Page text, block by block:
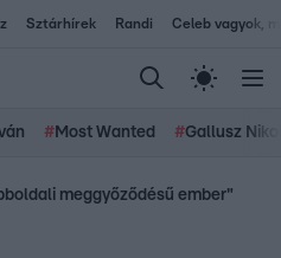
Sztárhírek Randi Celeb vagyok,
# Most Wanted #Gallusz
meggyőződésű ember"